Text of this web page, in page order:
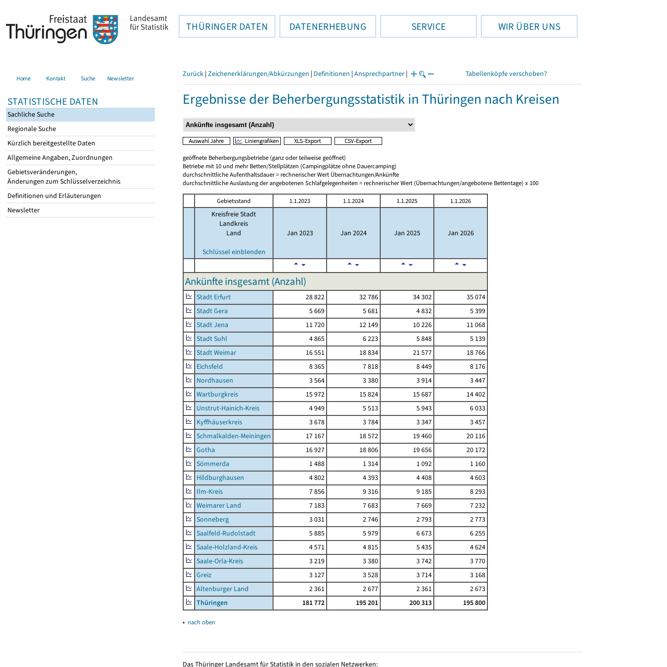
THÜRINGER DATEN DATENERHEBUNG SERVICE WIR ÜBER UNS
Home Kontakt Suche Newsletter
STATISTISCHE DATEN
Sachliche Suche
Regionale Suche
Kürzlich bereitgestellte Daten
Allgemeine Angaben, Zuordnungen
Gebietsveränderungen,
Änderungen zum Schlüsselverzeichnis
Definitionen und Erläuterungen
Newsletter
Zurück | Zeichenerklärungen/Abkürzungen | Definitionen | Ansprechpartner | Tabellenköpfe verschoben?
Ergebnisse der Beherbergungsstatistik in Thüringen nach Kreisen
geöffnete Beherbergungsbetriebe (ganz oder teilweise geöffnet)
Betriebe mit 10 und mehr Betten/Stellplätzen (Campingplätze ohne Dauercamping)
durchschnittliche Aufenthaltsdauer = rechnerischer Wert Übernachtungen/Ankünfte
durchschnittliche Auslastung der angebotenen Schlafgelegenheiten = rechnerischer Wert (Übernachtungen/angebotene Bettentage) x 100
Gebietsstand 1.1.2023 1.1.2024 1.1.2025 1.1.2026
Kreisfreie Stadt
Landkreis
Land
Schlüssel einblenden
Jan 2023 Jan 2024 Jan 2025 Jan 2026
Ankünfte insgesamt (Anzahl)
Stadt Erfurt 28 822 32 786 34 302
35 074
Stadt Gera
5 669 5 681 4 832
5 399
Stadt Jena
11 720 12 149 10 226
11 068
Stadt Suhl
4 865 6 223 5 848
5 139
Stadt Weimar
16 551 18 834 21 577
18 766
Eichsfeld
8 365 7 818 8 449
8 176
Nordhausen
3 564 3 380 3 914
3 447
Wartburgkreis
15 972 15 824 15 687
14 402
Unstrut-Hainich-Kreis
4 949 5 513 5 943
6 033
Kyffhäuserkreis
3 678 3 784 3 347
3 457
Schmalkalden-Meiningen
17 167 18 572 19 460
20 116
Gotha
16 927 18 806 19 656
20 172
Sömmerda
1 488 1 314 1 092
1 160
Hildburghausen
4 802 4 393 4 408
4 603
Ilm-Kreis
7 856 9 316 9 185
8 293
Weimarer Land
7 183 7 683 7 669
7 232
Sonneberg
3 031 2 746 2 793
2 773
Saalfeld-Rudolstadt
5 885 5 979 6 673
6 255
Saale-Holzland-Kreis
4 571 4 815 5 435
4 624
Saale-Orla-Kreis
3 219 3 380 3 742
3 770
Greiz
3 127 3 528 3 714
3 168
Altenburger Land
2 361 2 677 2 361
2 673
Thüringen
181 772 195 201 200 313 195 800
▴ nach oben
Das Thüringer Landesamt für Statistik in den sozialen Netzwerken: